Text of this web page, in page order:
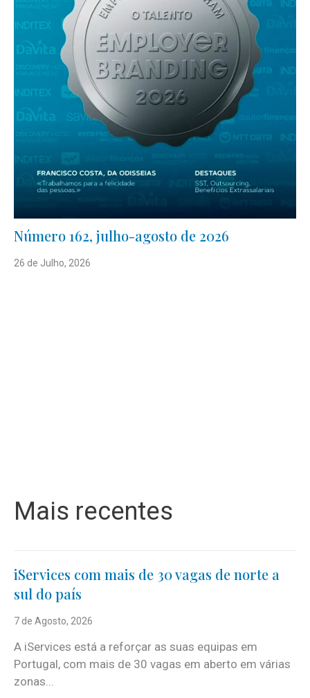
Número 162, julho-agosto de 2026
26 de Julho, 2026
Mais recentes
iServices com mais de 30 vagas de norte a
sul do país
7 de Agosto, 2026
A iServices está a reforçar as suas equipas em
Portugal, com mais de 30 vagas em aberto em várias
zonas...